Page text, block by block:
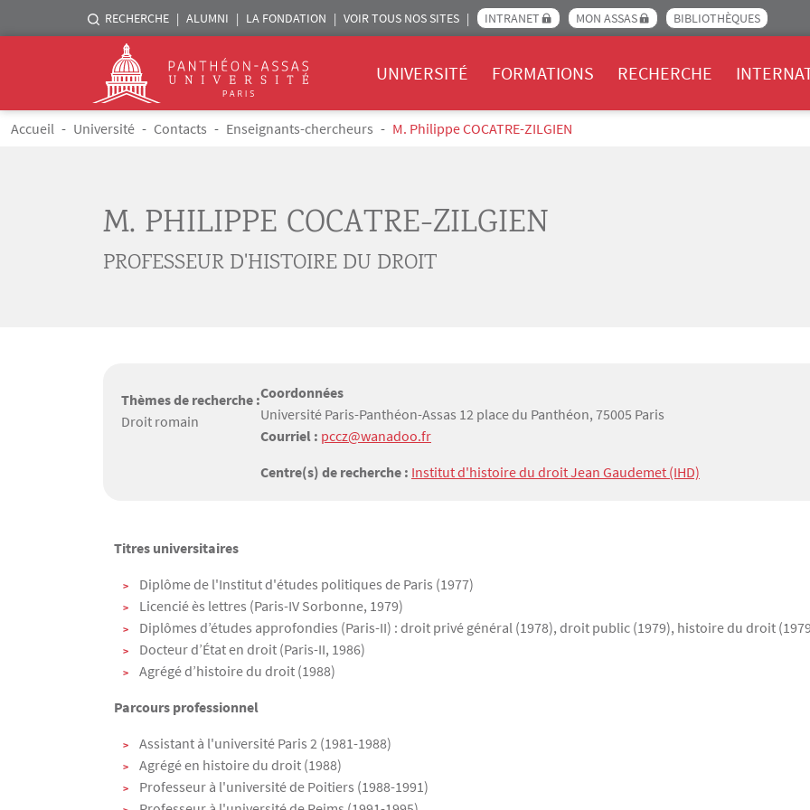
Aller au contenu principal
Menu liste sites Assas
RECHERCHE ALUMNI LA FONDATION VOIR TOUS NOS SITES INTRANET MON ASSAS BIBLIOTHÈQUES
Logo
UNIVERSITÉ FORMATIONS RECHERCHE
Fil d'Ariane
Accueil Université Contacts Enseignants-chercheurs M. Philippe COCATRE-ZILGIEN
M. PHILIPPE COCATRE-ZILGIEN
PROFESSEUR D'HISTOIRE DU DROIT
Thèmes de recherche :
Droit romain
Coordonnées
Université Paris-Panthéon-Assas 12 place du Panthéon, 75005 Paris
Courriel : pccz@wanadoo.fr
Centre(s) de recherche : Institut d'histoire du droit Jean Gaudemet (IHD)
Texte
Titres universitaires
Diplôme de l'Institut d'études politiques de Paris (1977)
Licencié ès lettres (Paris-IV Sorbonne, 1979)
Diplômes d’études approfondies (Paris-II) : droit privé général (1978), droit public (1979), histoire du droit
Docteur d’État en droit (Paris-II, 1986)
Agrégé d’histoire du droit (1988)
Parcours professionnel
Assistant à l'université Paris 2 (1981-1988)
Agrégé en histoire du droit (1988)
Professeur à l'université de Poitiers (1988-1991)